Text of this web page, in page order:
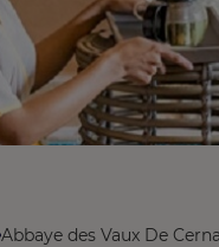
Abbaye des Vaux De